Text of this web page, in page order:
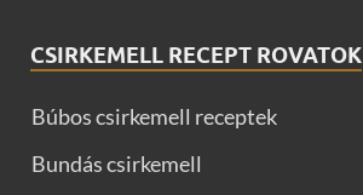
CSIRKEMELL RECEPT ROVATOK
Búbos csirkemell receptek
Bundás csirkemell